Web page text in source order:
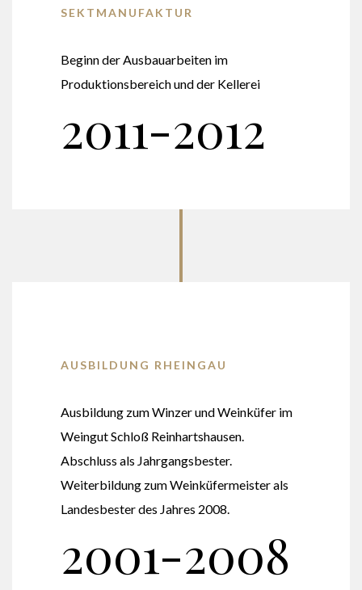
SEKTMANUFAKTUR
Beginn der Ausbauarbeiten im
Produktionsbereich und der Kellerei
2011-2012
AUSBILDUNG RHEINGAU
Ausbildung zum Winzer und Weinküfer im
Weingut Schloß Reinhartshausen.
Abschluss als Jahrgangsbester.
Weiterbildung zum Weinküfermeister als
Landesbester des Jahres 2008.
2001-2008